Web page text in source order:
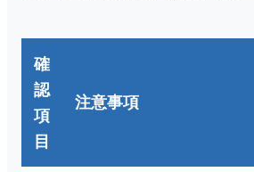
確
認
項
目
注意事項